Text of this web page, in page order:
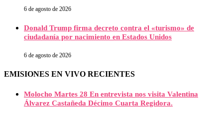
6 de agosto de 2026
Donald Trump firma decreto contra el «turismo» de
ciudadanía por nacimiento en Estados Unidos
6 de agosto de 2026
EMISIONES EN VIVO RECIENTES
Molocho Martes 28 En entrevista nos visita Valentina
Álvarez Castañeda Décimo Cuarta Regidora.